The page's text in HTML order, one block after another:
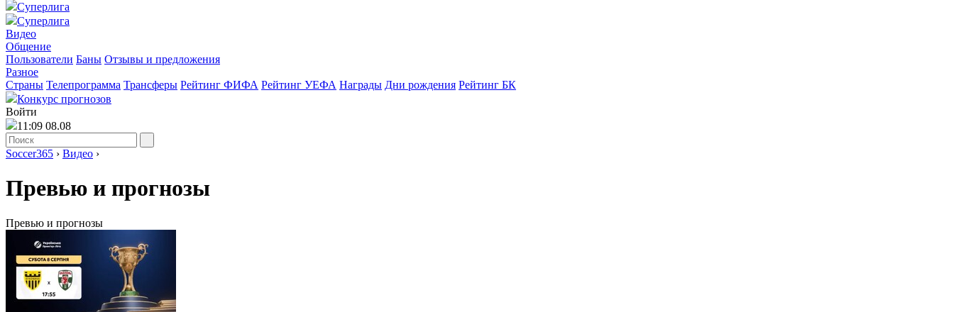
Суперлига
Суперлига
Видео
Общение
Пользователи Баны Отзывы и предложения
Разное
Страны Телепрограмма Трансферы Рейтинг ФИФА Рейтинг УЕФА Награды Дни рождения Рейтинг БК
Конкурс прогнозов
Войти
11:09 08.08
Soccer365 › Видео ›
Превью и прогнозы
Превью и прогнозы